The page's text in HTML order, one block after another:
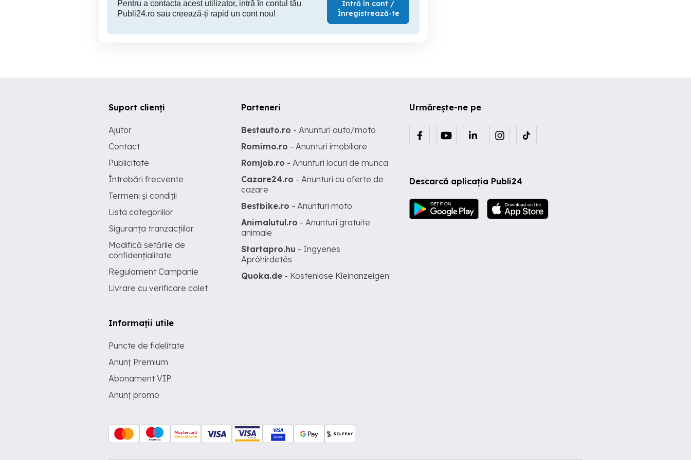
Pentru a contacta acest utilizator, intră în contul tău
Publi24.ro sau creează-ți rapid un cont nou!
Intră în cont /
Înregistrează-te
Urmărește-ne pe
Descarcă aplicația Publi24
Suport clienți
Ajutor
Contact
Publicitate
Întrebări frecvente
Termeni și condiții
Lista categoriilor
Siguranța tranzacțiilor
Modifică setările de
confidențialitate
Regulament Campanie
Livrare cu verificare colet
Informații utile
Puncte de fidelitate
Anunț Premium
Abonament VIP
Anunț promo
Parteneri
Bestauto.ro - Anunturi auto/moto
Romimo.ro - Anunturi imobiliare
Romjob.ro - Anunturi locuri de munca
Cazare24.ro - Anunturi cu oferte de
cazare
Bestbike.ro - Anunturi moto
Animalutul.ro - Anunturi gratuite
animale
Startapro.hu - Ingyenes
Apróhirdetés
Quoka.de - Kostenlose Kleinanzeigen